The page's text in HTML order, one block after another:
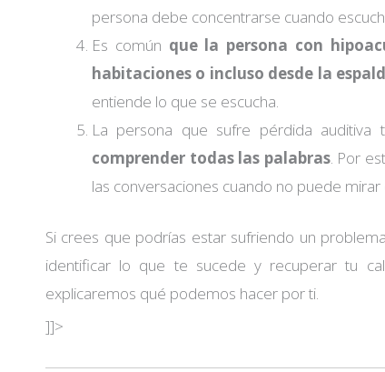
persona debe concentrarse cuando
Es común que la persona con
habitaciones o incluso desde la
entiende lo que se escucha.
La persona que sufre pérdida auditiva
comprender todas las palabras. Por
las conversaciones cuando no puede
Si crees que podrías estar sufriendo un
identificar lo que te sucede y recuperar tu
explicaremos qué podemos hacer por ti.
]]>